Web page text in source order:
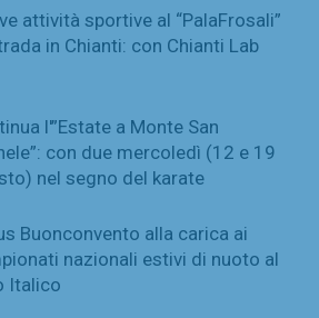
attività sportive al “PalaFrosali”
in Chianti: con Chianti Lab
l'”Estate a Monte San
con due mercoledì (12 e 19
nel segno del karate
Buonconvento alla carica ai
nazionali estivi di nuoto al
Italico